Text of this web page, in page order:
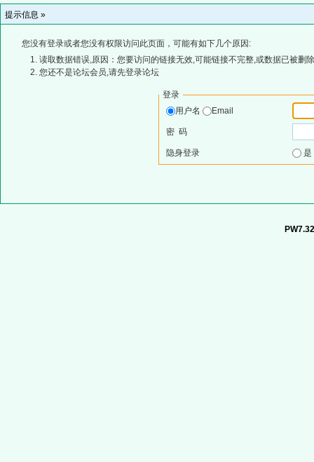
提示信息 »
您没有登录或者您没有权限访问此页面，可能有如下几个原因:
读取数据错误,原因：您要访问的链接无效,可能链接不完整,或数据已被删
您还不是论坛会员,请先登录论坛
登录
用户名
Email
密 码
隐身登录